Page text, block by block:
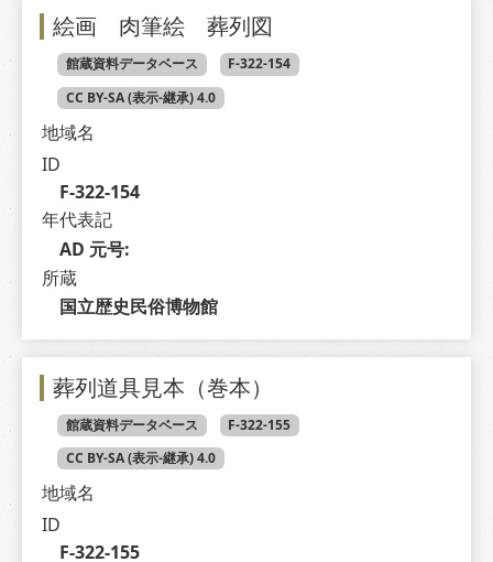
絵画 肉筆絵 葬列図
館蔵資料データベース
F-322-154
CC BY-SA (表示-継承) 4.0
地域名
ID
F-322-154
年代表記
AD 元号:
所蔵
国立歴史民俗博物館
葬列道具見本（巻本）
館蔵資料データベース
F-322-155
CC BY-SA (表示-継承) 4.0
地域名
ID
F-322-155